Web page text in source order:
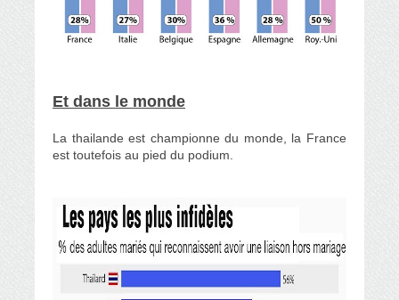
Et dans le monde
La thailande est championne du monde, la France
est toutefois au pied du podium.